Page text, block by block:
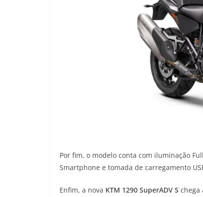
Por fim, o modelo conta com iluminação
Smartphone e tomada de carregamento
Enfim, a nova KTM 1290 SuperADV S chega